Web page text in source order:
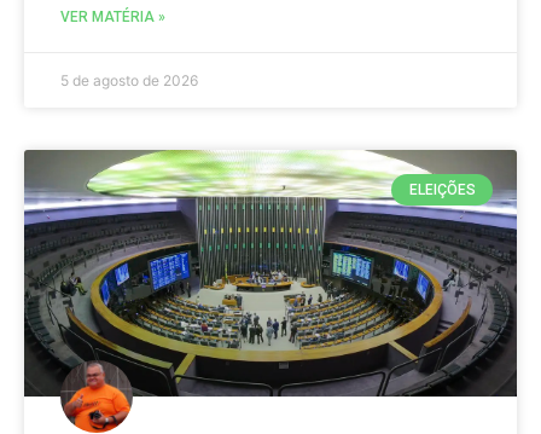
VER MATÉRIA »
5 de agosto de 2026
ELEIÇÕES